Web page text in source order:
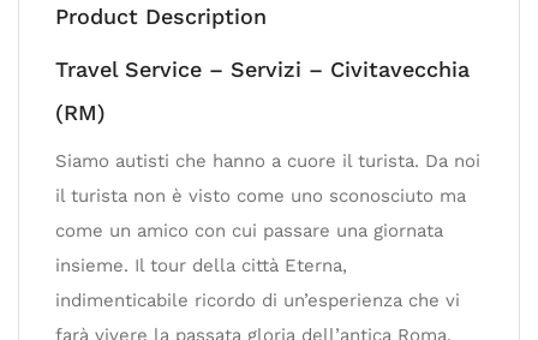
Product Description
Travel Service – Servizi – Civitavecchia
(RM)
Siamo autisti che hanno a cuore il turista. Da noi
il turista non è visto come uno sconosciuto ma
come un amico con cui passare una giornata
insieme. Il tour della città Eterna,
indimenticabile ricordo di un’esperienza che vi
farà vivere la passata gloria dell’antica Roma.